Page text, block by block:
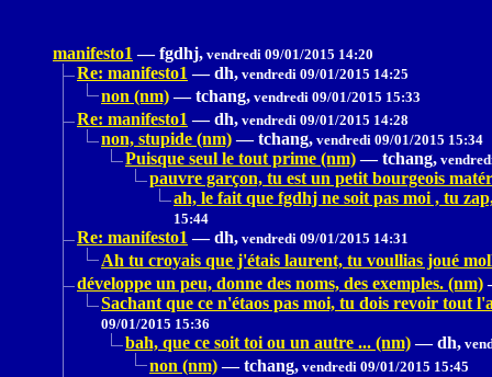
manifesto1 — fgdhj, vendredi 09/01/2015 14:20
Re: manifesto1 — dh, vendredi 09/01/2015 14:25
non (nm) — tchang, vendredi 09/01/2015 15:33
Re: manifesto1 — dh, vendredi 09/01/2015 14:28
non, stupide (nm) — tchang, vendredi 09/01/2015 15:34
Puisque seul le tout prime (nm) — tchang,
pauvre garçon, tu est un petit bourgeois
ah, le fait que fgdhj ne soit pas moi , tu
15:44
Re: manifesto1 — dh, vendredi 09/01/2015 14:31
Ah tu croyais que j'étais laurent, tu voullias joué
développe un peu, donne des noms, des exemples. (nm)
Sachant que ce n'étaos pas moi, tu dois revoir tout
09/01/2015 15:36
bah, que ce soit toi ou un autre ... (nm) — dh,
non (nm) — tchang, vendredi 09/01/2015 15:45